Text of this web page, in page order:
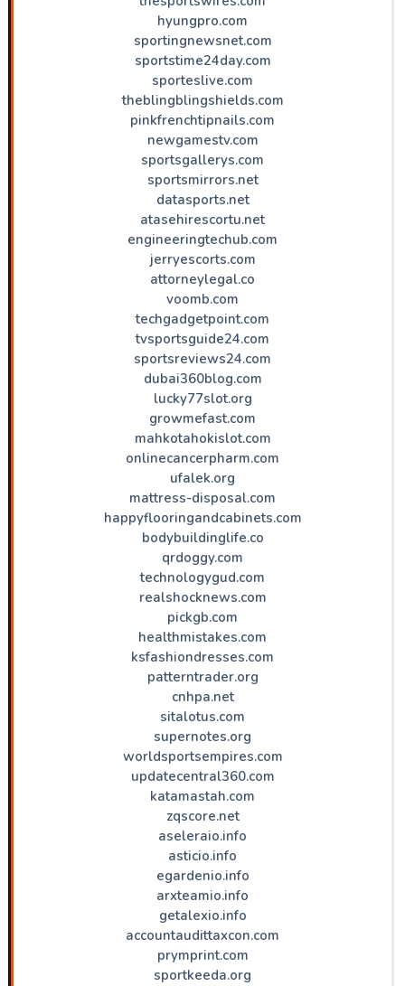
hyungpro.com
sportingnewsnet.com
sportstime24day.com
sporteslive.com
theblingblingshields.com
pinkfrenchtipnails.com
newgamestv.com
sportsgallerys.com
sportsmirrors.net
datasports.net
atasehirescortu.net
engineeringtechub.com
jerryescorts.com
attorneylegal.co
voomb.com
techgadgetpoint.com
tvsportsguide24.com
sportsreviews24.com
dubai360blog.com
lucky77slot.org
growmefast.com
mahkotahokislot.com
onlinecancerpharm.com
ufalek.org
mattress-disposal.com
happyflooringandcabinets.com
bodybuildinglife.co
qrdoggy.com
technologygud.com
realshocknews.com
pickgb.com
healthmistakes.com
ksfashiondresses.com
patterntrader.org
cnhpa.net
sitalotus.com
supernotes.org
worldsportsempires.com
updatecentral360.com
katamastah.com
zqscore.net
aseleraio.info
asticio.info
egardenio.info
arxteamio.info
getalexio.info
accountaudittaxcon.com
prymprint.com
sportkeeda.org